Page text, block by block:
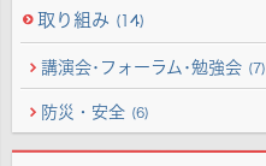
取り組み (14)
講演会･フォーラム･勉強会 (7)
防災・安全 (6)